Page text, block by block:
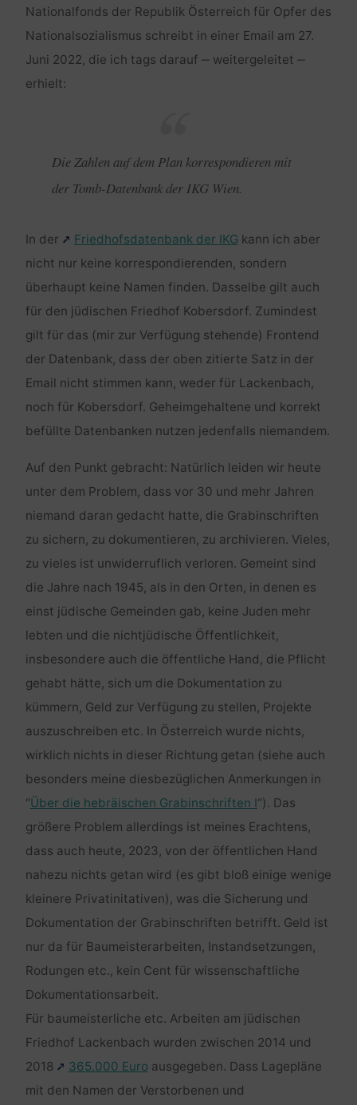
Nationalfonds der Republik Österreich für Opfer des
Nationalsozialismus schreibt in einer Email am 27.
Juni 2022, die ich tags darauf ‒ weitergeleitet ‒
erhielt:
Die Zahlen auf dem Plan korrespondieren mit
der Tomb-Datenbank der IKG Wien.
In der Friedhofsdatenbank der IKGkann ich aber
nicht nur keine korrespondierenden, sondern
überhaupt keine Namen finden. Dasselbe gilt auch
für den jüdischen Friedhof Kobersdorf. Zumindest
gilt für das (mir zur Verfügung stehende) Frontend
der Datenbank, dass der oben zitierte Satz in der
Email nicht stimmen kann, weder für Lackenbach,
noch für Kobersdorf. Geheimgehaltene und korrekt
befüllte Datenbanken nutzen jedenfalls niemandem.
Auf den Punkt gebracht: Natürlich leiden wir heute
unter dem Problem, dass vor 30 und mehr Jahren
niemand daran gedacht hatte, die Grabinschriften
zu sichern, zu dokumentieren, zu archivieren. Vieles,
zu vieles ist unwiderruflich verloren. Gemeint sind
die Jahre nach 1945, als in den Orten, in denen es
einst jüdische Gemeinden gab, keine Juden mehr
lebten und die nichtjüdische Öffentlichkeit,
insbesondere auch die öffentliche Hand, die Pflicht
gehabt hätte, sich um die Dokumentation zu
kümmern, Geld zur Verfügung zu stellen, Projekte
auszuschreiben etc. In Österreich wurde nichts,
wirklich nichts in dieser Richtung getan (siehe auch
besonders meine diesbezüglichen Anmerkungen in
“Über die hebräischen Grabinschriften I“). Das
größere Problem allerdings ist meines Erachtens,
dass auch heute, 2023, von der öffentlichen Hand
nahezu nichts getan wird (es gibt bloß einige wenige
kleinere Privatinitativen), was die Sicherung und
Dokumentation der Grabinschriften betrifft. Geld ist
nur da für Baumeisterarbeiten, Instandsetzungen,
Rodungen etc., kein Cent für wissenschaftliche
Dokumentationsarbeit.
Für baumeisterliche etc. Arbeiten am jüdischen
Friedhof Lackenbach wurden zwischen 2014 und
2018
365.000 Euro ausgegeben. Dass Lagepläne
mit den Namen der Verstorbenen und